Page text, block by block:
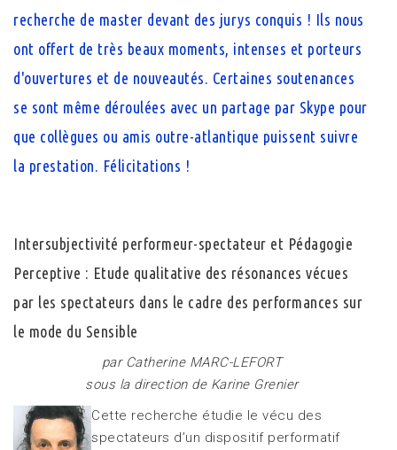
recherche de master devant des jurys conquis ! Ils nous
ont offert de très beaux moments, intenses et porteurs
d'ouvertures et de nouveautés. Certaines soutenances
se sont même déroulées avec un partage par Skype pour
que collègues ou amis outre-atlantique puissent suivre
la prestation. Félicitations !
Intersubjectivité performeur-spectateur et Pédagogie
Perceptive : Etude qualitative des résonances vécues
par les spectateurs dans le cadre des performances sur
le mode du Sensible
par Catherine MARC-LEFORT
sous la direction de Karine Grenier
Cette recherche étudie le vécu des
spectateurs d’un dispositif performatif